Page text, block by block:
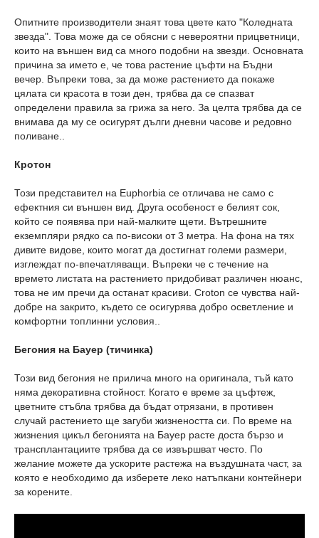
Опитните производители знаят това цвете като "Коледната
звезда". Това може да се обясни с невероятни прицветници,
които на външен вид са много подобни на звезди. Основната
причина за името е, че това растение цъфти на Бъдни
вечер. Въпреки това, за да може растението да покаже
цялата си красота в този ден, трябва да се спазват
определени правила за грижа за него. За целта трябва да се
внимава да му се осигурят дълги дневни часове и редовно
поливане..
Кротон
Този представител на Euphorbia се отличава не само с
ефектния си външен вид. Друга особеност е белият сок,
който се появява при най-малките щети. Вътрешните
екземпляри рядко са по-високи от 3 метра. На фона на тях
дивите видове, които могат да достигнат големи размери,
изглеждат по-впечатляващи. Въпреки че с течение на
времето листата на растението придобиват различен нюанс,
това не им пречи да останат красиви. Croton се чувства най-
добре на закрито, където се осигурява добро осветление и
комфортни топлинни условия..
Бегония на Бауер (тичинка)
Този вид бегония не прилича много на оригинала, тъй като
няма декоративна стойност. Когато е време за цъфтеж,
цветните стъбла трябва да бъдат отрязани, в противен
случай растението ще загуби жизнеността си. По време на
жизнения цикъл бегонията на Бауер расте доста бързо и
трансплантациите трябва да се извършват често. По
желание можете да ускорите растежа на въздушната част, за
която е необходимо да изберете леко натъпкани контейнери
за корените.